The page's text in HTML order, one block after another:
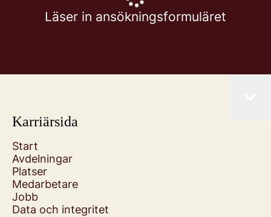
Läser in ansökningsformuläret
Karriärsida
Start
Avdelningar
Platser
Medarbetare
Jobb
Data och integritet